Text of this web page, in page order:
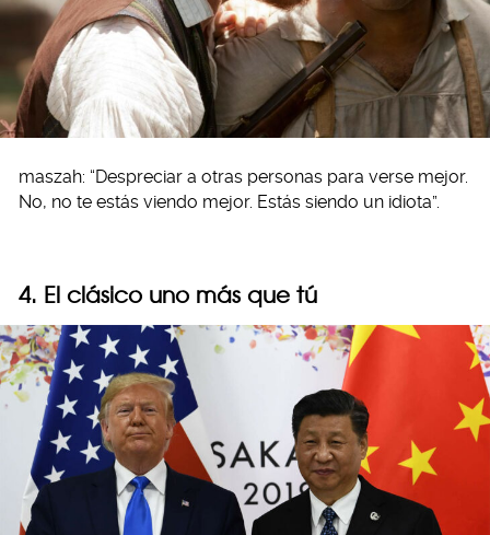
maszah: “Despreciar a otras personas para verse mejor.
No, no te estás viendo mejor. Estás siendo un idiota”.
4. El clásico uno más que tú